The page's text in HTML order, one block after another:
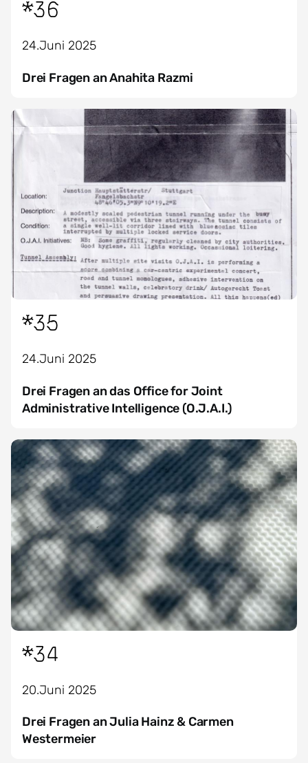
*36
24.Juni 2025
Drei Fragen an Anahita Razmi
*35
24.Juni 2025
Drei Fragen an das Office for Joint
Administrative Intelligence (O.J.A.I.)
*34
20.Juni 2025
Drei Fragen an Julia Hainz & Carmen
Westermeier